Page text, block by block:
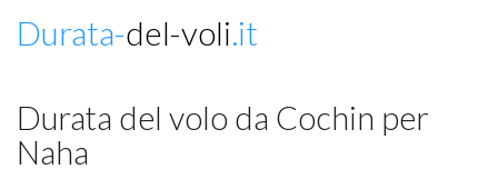
Durata-del-voli.it
Durata del volo da Cochin per
Naha